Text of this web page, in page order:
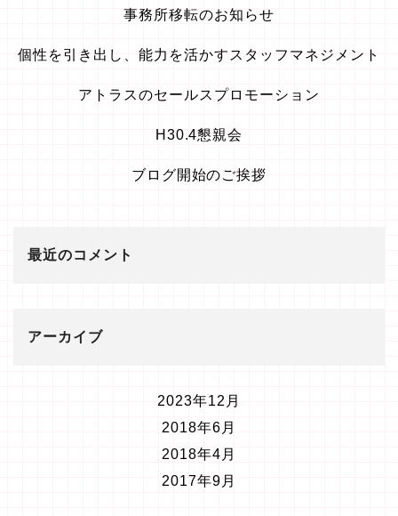
事務所移転のお知らせ
個性を引き出し、能力を活かすスタッフマネジメント
アトラスのセールスプロモーション
H30.4懇親会
ブログ開始のご挨拶
最近のコメント
アーカイブ
2023年12月
2018年6月
2018年4月
2017年9月